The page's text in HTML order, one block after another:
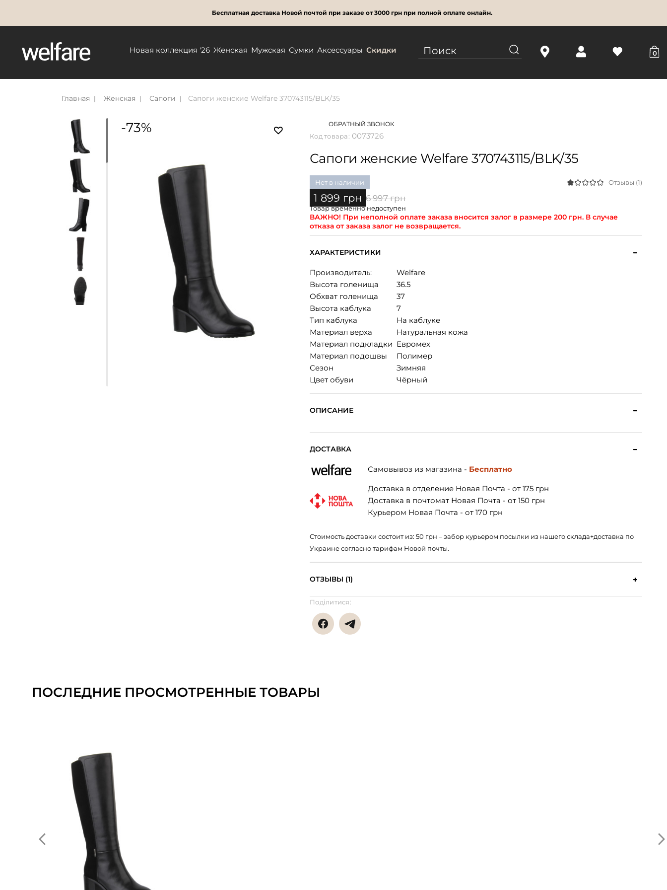
Бесплатная доставка Новой почтой при заказе от 3000 грн при полной оплате онлайн.
Новая коллекция '26 Женская Мужская Сумки Аксессуары Скидки 0
Главная Женская Сапоги Сапоги женские Welfare 370743115/BLK/35
-73% ОБРАТНЫЙ ЗВОНОК
Код товара: 0073726
Сапоги женские Welfare 370743115/BLK/35
Нет в наличии Отзывы (1)
Товар временно недоступен
1 899 грн 6 997 грн
ВАЖНО! При неполной оплате заказа вносится залог в размере 200 грн. В случае
отказа от заказа залог не возвращается.
ХАРАКТЕРИСТИКИ
Производитель:
Welfare
Высота голенища
36.5
Обхват голенища
37
Высота каблука
7
Тип каблука
На каблуке
Материал верха
Натуральная кожа
Материал подкладки Евромех
Материал подошвы
Полимер
Сезон
Зимняя
Цвет обуви
Чёрный
ОПИСАНИЕ
ДОСТАВКА
Самовывоз из магазина - Бесплатно
Доставка в отделение Новая Почта - от 175 грн
Доставка в почтомат Новая Почта - от 150 грн
Курьером Новая Почта - от 170 грн
Стоимость доставки состоит из: 50 грн – забор курьером посылки из нашего склада+доставка по
Украине согласно тарифам Новой почты.
ОТЗЫВЫ (1)
Поділитися:
ПОСЛЕДНИЕ ПРОСМОТРЕННЫЕ ТОВАРЫ